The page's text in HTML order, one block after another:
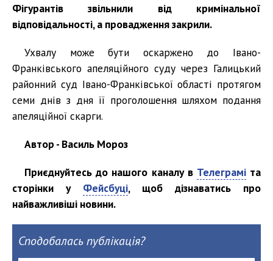
Фігурантів звільнили від кримінальної
відповідальності, а провадження закрили.
Ухвалу може бути оскаржено до Івано-
Франківського апеляційного суду через Галицький
районний суд Івано-Франківської області протягом
семи днів з дня її проголошення шляхом подання
апеляційної скарги.
Автор - Василь Мороз
Приєднуйтесь до нашого каналу в Телеграміта
сторінки у Фейсбуці, щоб дізнаватись про
найважливіші новини.
Сподобалась публікація?